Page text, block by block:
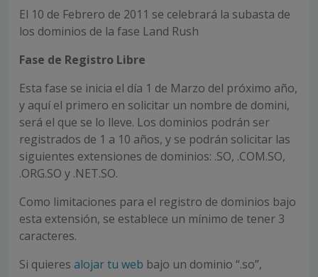
El 10 de Febrero de 2011 se celebrará la subasta de
los dominios de la fase Land Rush
Fase de Registro Libre
Esta fase se inicia el día 1 de Marzo del próximo año,
y aquí el primero en solicitar un nombre de domini,
será el que se lo lleve. Los dominios podrán ser
registrados de 1 a 10 años, y se podrán solicitar las
siguientes extensiones de dominios: .SO, .COM.SO,
.ORG.SO y .NET.SO.
Como limitaciones para el registro de dominios bajo
esta extensión, se establece un mínimo de tener 3
caracteres.
Si quieres alojar tu web bajo un dominio “.so”,